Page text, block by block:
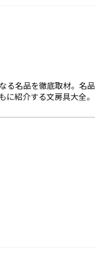
る名品を徹底取材。名品
紹介する文房具大全。